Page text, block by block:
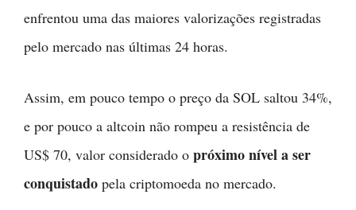
enfrentou uma das maiores valorizações registradas
pelo mercado nas últimas 24 horas.
Assim, em pouco tempo o preço da SOL saltou 34%,
e por pouco a altcoin não rompeu a resistência de
US$ 70, valor considerado o próximo nível a ser
conquistado pela criptomoeda no mercado.